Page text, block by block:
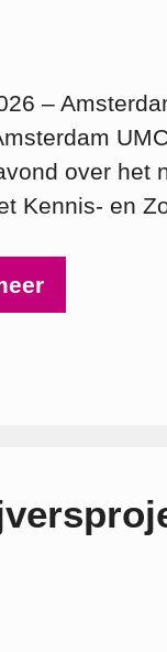
–
over het
Kennis- en